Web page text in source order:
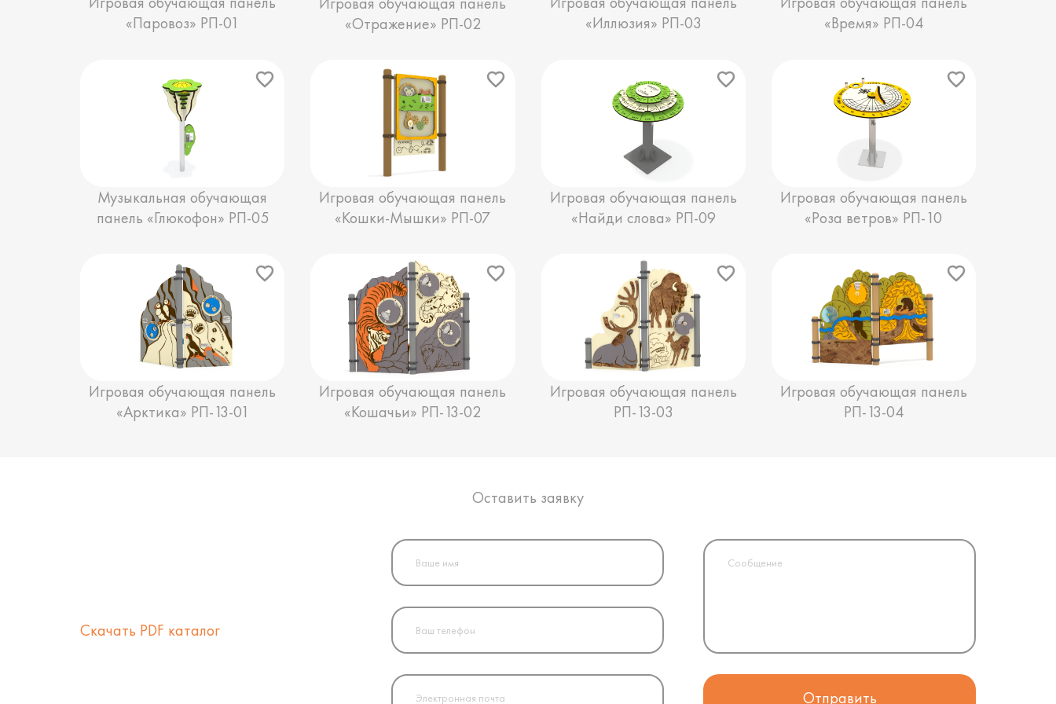
«Паровоз» РП-01
«Отражение» РП-02
«Иллюзия» РП-03
«Время» РП-04
Музыкальная обучающая
панель «Глюкофон» РП-05
Игровая обучающая панель
«Кошки-Мышки» РП-07
Игровая обучающая панель
«Найди слова» РП-09
Игровая обучающая панель
«Роза ветров» РП-10
Игровая обучающая панель
«Арктика» РП-13-01
Игровая обучающая панель
«Кошачьи» РП-13-02
Игровая обучающая панель
РП-13-03
Игровая обучающая панель
РП-13-04
Скачать PDF каталог
Оставить заявку